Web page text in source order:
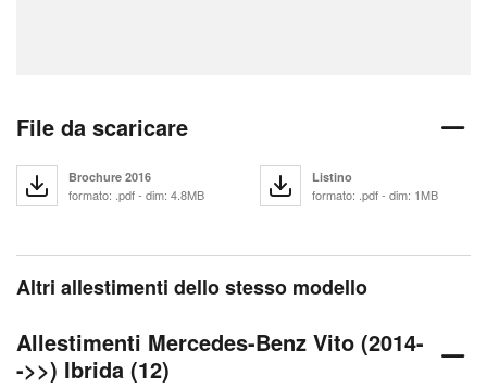
File da scaricare
Brochure 2016
formato: .pdf - dim: 4.8MB
Listino
formato: .pdf - dim: 1MB
Altri allestimenti dello stesso modello
Allestimenti Mercedes-Benz Vito (2014-
->>) Ibrida (12)